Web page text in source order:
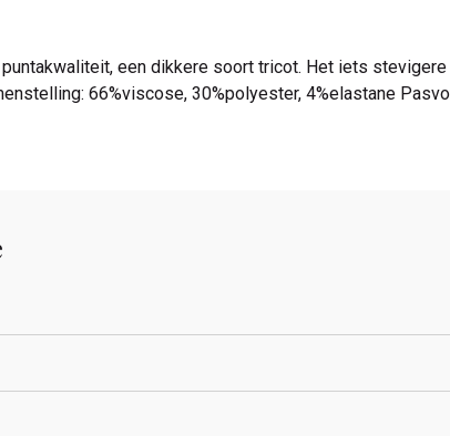
een dikkere soort tricot. Het iets
66%viscose, 30%polyester, 4%elastane